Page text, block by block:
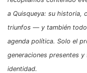
a Quisqueya: su historia,
triunfos — y también
agenda política. Solo el
generaciones presentes
identidad.